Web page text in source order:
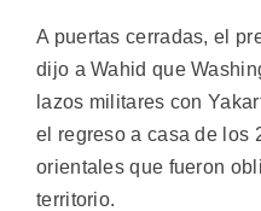
A puertas cerradas, el
dijo a Wahid que
lazos militares con
el regreso a casa de los
orientales que fueron
territorio.